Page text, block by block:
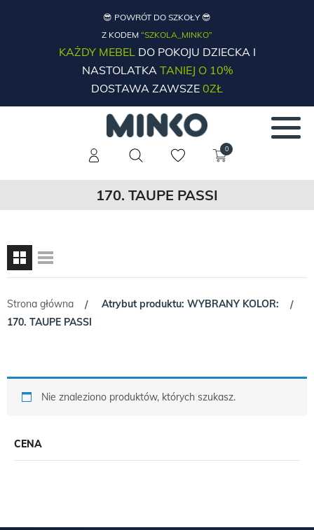
😎 POWRÓT DO SZKOŁY 😎
Z KODEM “SZKOLA_MINKO”
KAŻDY MEBELDO POKOJU DZIECKA I
NASTOLATKATANIEJ O 10%
DOSTAWA ZAWSZE 0ZŁ
0
170. TAUPE PASSI
CENA
Strona główna / Atrybut produktu: WYBRANY KOLOR:
/
170. TAUPE PASSI
Nie znaleziono produktów, których szukasz.